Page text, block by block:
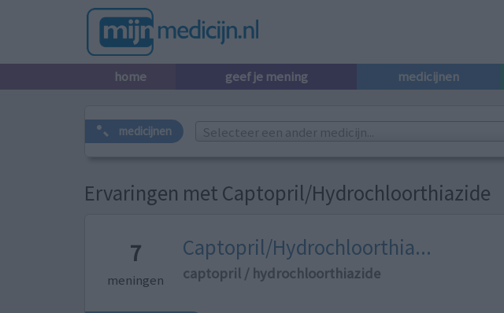
home geef je mening medicijnen
medicijnen Selecteer een ander medicijn...
Ervaringen met Captopril/Hydrochloorthiazide
7
meningen
Captopril/Hydrochloorthia...
captopril / hydrochloorthiazide